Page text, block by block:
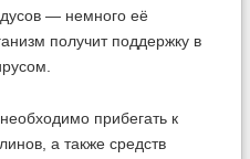
— немного её
получит поддержку в
прибегать к
а также средств